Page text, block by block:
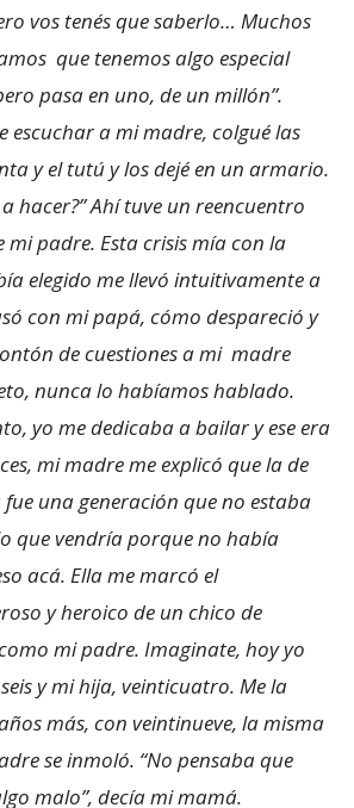
vos tenés que saberlo… Muchos
que tenemos algo especial
pasa en uno, de un millón”.
escuchar a mi madre, colgué las
y el tutú y los dejé en un armario.
a hacer?” Ahí tuve un reencuentro
mi padre. Esta crisis mía con la
elegido me llevó intuitivamente a
con mi papá, cómo despareció y
de cuestiones a mi madre
nunca lo habíamos hablado.
yo me dedicaba a bailar y ese era
mi madre me explicó que la de
una generación que no estaba
que vendría porque no había
acá. Ella me marcó el
y heroico de un chico de
mi padre. Imaginate, hoy yo
y mi hija, veinticuatro. Me la
más, con veintinueve, la misma
se inmoló. “No pensaba que
malo”, decía mi mamá.